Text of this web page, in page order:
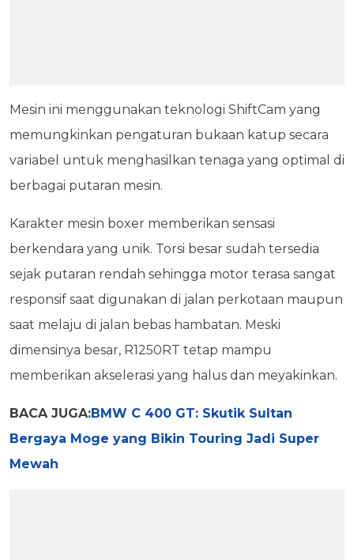
Mesin ini menggunakan teknologi ShiftCam yang
memungkinkan pengaturan bukaan katup secara
variabel untuk menghasilkan tenaga yang optimal di
berbagai putaran mesin.
Karakter mesin boxer memberikan sensasi
berkendara yang unik. Torsi besar sudah tersedia
sejak putaran rendah sehingga motor terasa sangat
responsif saat digunakan di jalan perkotaan maupun
saat melaju di jalan bebas hambatan. Meski
dimensinya besar, R1250RT tetap mampu
memberikan akselerasi yang halus dan meyakinkan.
BACA JUGA:BMW C 400 GT: Skutik Sultan
Bergaya Moge yang Bikin Touring Jadi Super
Mewah